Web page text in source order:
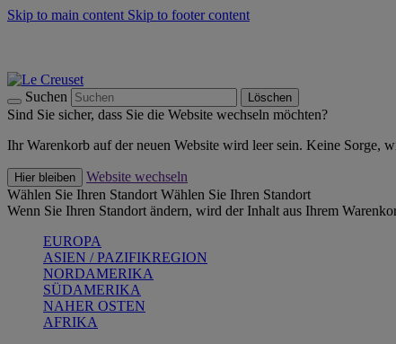
Skip to main content Skip to footer content
Suchen Löschen
Sind Sie sicher, dass Sie die Website wechseln möchten?
Ihr Warenkorb auf der neuen Website wird leer sein. Keine Sorge,
Hier bleiben
Website wechseln
Wählen Sie Ihren Standort Wählen Sie Ihren Standort
Wenn Sie Ihren Standort ändern, wird der Inhalt aus Ihrem
EUROPA
ASIEN / PAZIFIKREGION
NORDAMERIKA
SÜDAMERIKA
NAHER OSTEN
AFRIKA